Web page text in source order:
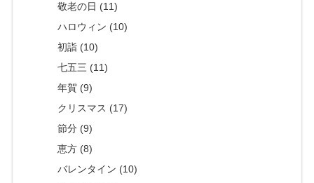
敬老の日 (11)
ハロウィン (10)
初詣 (10)
七五三 (11)
年賀 (9)
クリスマス (17)
節分 (9)
恵方 (8)
バレンタイン (10)